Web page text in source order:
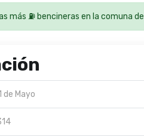
más ⛽ bencineras en la comuna de
de Mayo